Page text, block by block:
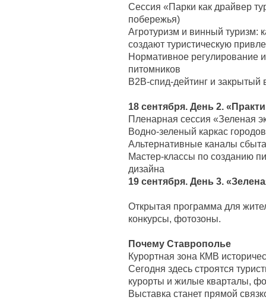
Сессия «Парки как драйвер
побережья)
Агротуризм и винный туризм:
создают туристическую
Нормативное регулирование
питомников
B2B-спид-дейтинг и закрытый
18 сентября. День 2.
Пленарная сессия «Зеленая
Водно-зеленый каркас
Альтернативные каналы
Мастер-классы по созданию
дизайна
19 сентября. День 3.
Открытая программа для
конкурсы, фотозоны.
Почему Ставрополье
Курортная зона КМВ
Сегодня здесь строятся
курорты и жилые кварталы,
Выставка станет прямой